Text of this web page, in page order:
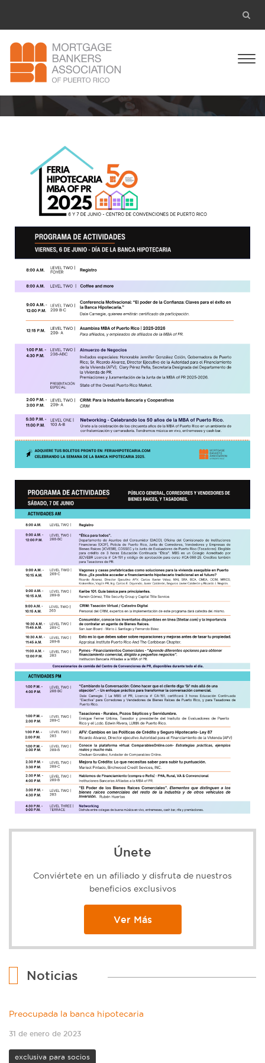
Únete
Conviértete en un afiliado y disfruta de nuestros
beneficios exclusivos
Ver Más
Noticias
Preocupada la banca hipotecaria
31 de enero de 2023
exclusiva para socios